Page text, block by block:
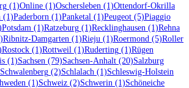
(1)Online (1)Oschersleben (1)Ottendorf-Okrilla
(1)Paderborn (1)Panketal (1)Peugeot (5)Piaggio
Potsdam (1)Ratzeburg (1)Recklinghausen (1)Rehna
Ribnitz-Damgarten (1)Rieju (1)Roermond (5)Roller
Rostock (1)Rottweil (1)Ruderting (1)Rügen
(1)Sachsen (79)Sachsen-Anhalt (20)Salzburg
(2)Schlalach (1)Schleswig-Holstein
(1)Schweiz (2)Schwerin (1)Schöneiche